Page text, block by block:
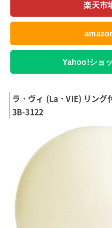
楽天市
Yahoo!ショ
ラ・ヴィ (La・VIE) リング
3B-3122